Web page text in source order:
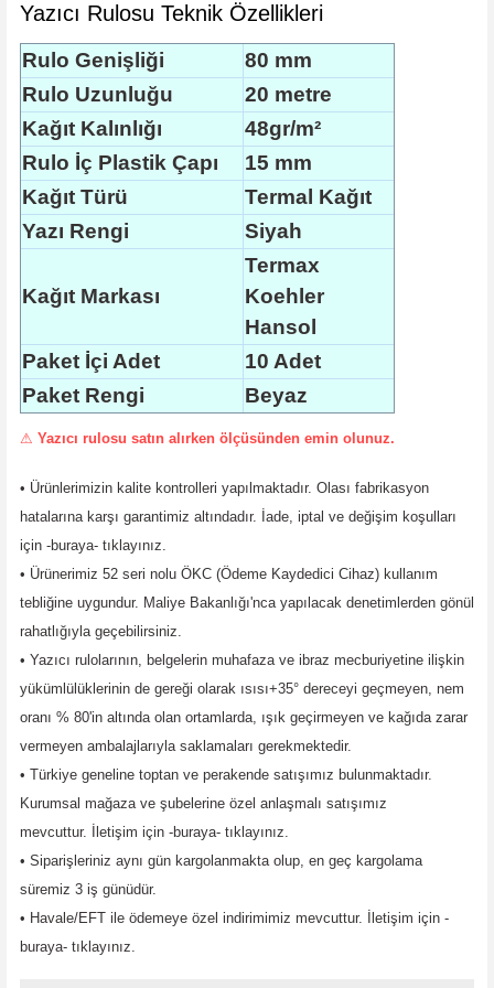
Yazıcı Rulosu Teknik Özellikleri
Rulo Genişliği
80 mm
Rulo Uzunluğu
20 metre
Kağıt Kalınlığı
48gr/m²
Rulo İç Plastik Çapı
15 mm
Kağıt Türü
Termal Kağıt
Yazı Rengi
Siyah
Kağıt Markası
Termax
Koehler
Hansol
Paket İçi Adet
10 Adet
Paket Rengi
Beyaz
⚠ Yazıcı rulosu satın alırken ölçüsünden emin olunuz.
• Ürünlerimizin kalite kontrolleri yapılmaktadır. Olası fabrikasyon
hatalarına karşı garantimiz altındadır. İade, iptal ve değişim koşulları
için -buraya- tıklayınız.
• Ürünerimiz 52 seri nolu ÖKC (Ödeme Kaydedici Cihaz) kullanım
tebliğine uygundur. Maliye Bakanlığı'nca yapılacak denetimlerden gönül
rahatlığıyla geçebilirsiniz.
• Yazıcı rulolarının, belgelerin muhafaza ve ibraz mecburiyetine ilişkin
yükümlülüklerinin de gereği olarak ısısı+35° dereceyi geçmeyen, nem
oranı % 80'in altında olan ortamlarda, ışık geçirmeyen ve kağıda zarar
vermeyen ambalajlarıyla saklamaları gerekmektedir.
• Türkiye geneline toptan ve perakende satışımız bulunmaktadır.
Kurumsal mağaza ve şubelerine özel anlaşmalı satışımız
mevcuttur.
İletişim için -buraya- tıklayınız.
• Siparişleriniz aynı gün kargolanmakta olup, en geç kargolama
süremiz 3 iş günüdür.
• Havale/EFT ile ödemeye özel indirimimiz mevcuttur.
İletişim için -
buraya- tıklayınız.